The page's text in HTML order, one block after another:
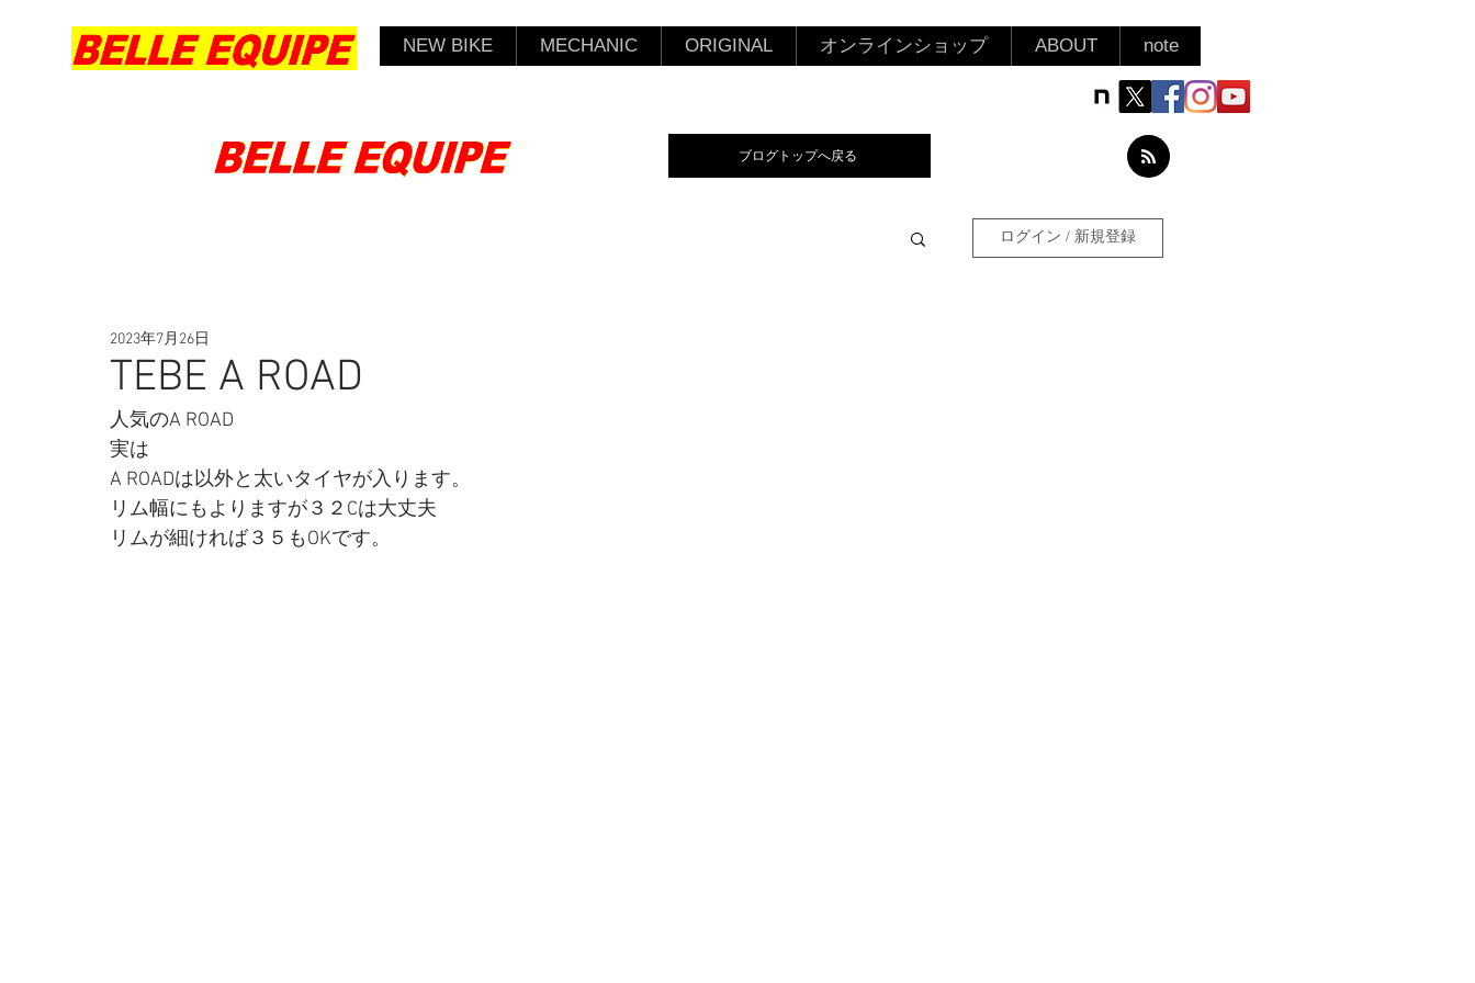
NEW BIKE MECHANIC ORIGINAL オンラインショップ ABOUT note
ブログトップへ戻る
ログイン / 新規登録
TEBE A ROAD
2023年7月26日
人気のA ROAD
実は
A ROADは以外と太いタイヤが入ります。
リム幅にもよりますが３２Cは大丈夫
リムが細ければ３５もOKです。